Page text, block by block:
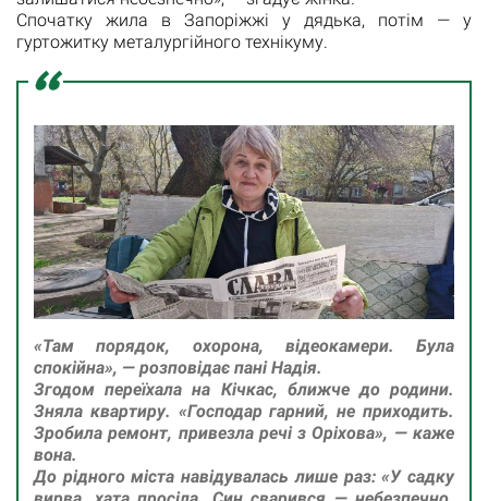
Спочатку жила в Запоріжжі у дядька, потім — у
гуртожитку металургійного технікуму.
«Там порядок, охорона, відеокамери. Була
спокійна», — розповідає пані Надія.
Згодом переїхала на Кічкас, ближче до родини.
Зняла квартиру. «Господар гарний, не приходить.
Зробила ремонт, привезла речі з Оріхова», — каже
вона.
До рідного міста навідувалась лише раз: «У садку